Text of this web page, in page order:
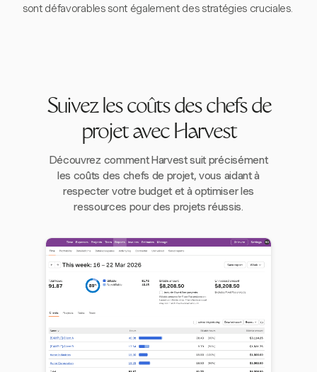
sont défavorables sont également des stratégies cruciales.
Suivez les coûts des chefs de
projet avec Harvest
Découvrez comment Harvest suit précisément
les coûts des chefs de projet, vous aidant à
respecter votre budget et à optimiser les
ressources pour des projets réussis.